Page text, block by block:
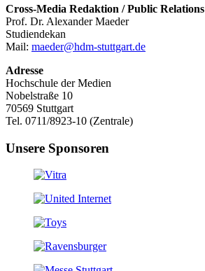
Cross-Media Redaktion / Public Relations
Prof. Dr. Alexander Maeder
Studiendekan
Mail: maeder@hdm-stuttgart.de
Adresse
Hochschule der Medien
Nobelstraße 10
70569 Stuttgart
Tel. 0711/8923-10 (Zentrale)
Unsere Sponsoren